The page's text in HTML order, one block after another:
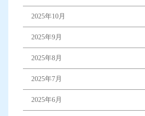
2025年10月
2025年9月
2025年8月
2025年7月
2025年6月